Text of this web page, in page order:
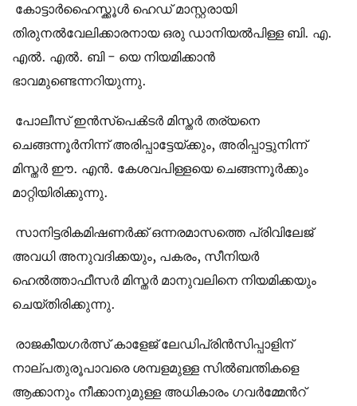
കോട്ടാര്‍ഹൈസ്ക്കൂള്‍ ഹെഡ് മാസ്റ്റരായി
തിരുനല്‍വേലിക്കാരനായ ഒരു ഡാനിയല്‍പിള്ള ബി. എ.
എല്‍. എല്‍. ബി - യെ നിയമിക്കാന്‍
ഭാവമുണ്ടെന്നറിയുന്നു.
പോലീസ് ഇന്‍സ്പെക്‍ടര്‍ മിസ്തര്‍ തര്യനെ
ചെങ്ങന്നൂര്‍നിന്ന് അരിപ്പാട്ടേയ്ക്കും, അരിപ്പാട്ടുനിന്ന്
മിസ്തര്‍ ഈ. എന്‍. കേശവപിള്ളയെ ചെങ്ങന്നൂര്‍ക്കും
മാറ്റിയിരിക്കുന്നു.
സാനിട്ടരികമിഷണര്‍ക്ക് ഒന്നരമാസത്തെ പ്രിവിലേജ്
അവധി അനുവദിക്കയും, പകരം, സീനിയര്‍
ഹെല്‍ത്താഫീസര്‍ മിസ്തര്‍ മാനുവലിനെ നിയമിക്കയും
ചെയ്തിരിക്കുന്നു.
രാജകീയഗര്‍ത്സ് കാളേജ് ലേഡിപ്രിന്‍സിപ്പാളിന്
നാല്പതുരൂപാവരെ ശമ്പളമുള്ള സില്‍ബന്തികളെ
ആക്കാനും നീക്കാനുമുള്ള അധികാരം ഗവര്‍മ്മേന്‍റ്